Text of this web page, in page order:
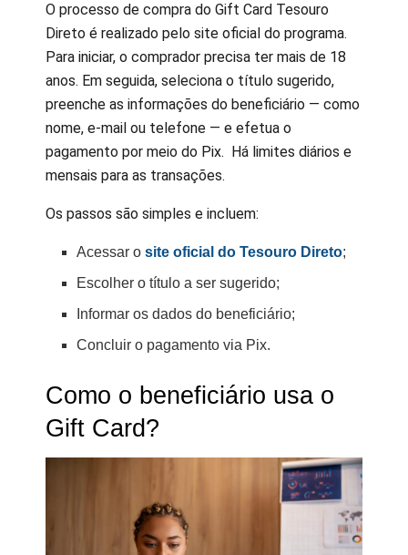
O processo de compra do Gift Card Tesouro
Direto é realizado pelo site oficial do programa.
Para iniciar, o comprador precisa ter mais de 18
anos. Em seguida, seleciona o título sugerido,
preenche as informações do beneficiário — como
nome, e-mail ou telefone — e efetua o
pagamento por meio do Pix. Há limites diários e
mensais para as transações.
Os passos são simples e incluem:
Acessar osite oficial do Tesouro Direto;
Escolher o título a ser sugerido;
Informar os dados do beneficiário;
Concluir o pagamento via Pix.
Como o beneficiário usa o
Gift Card?